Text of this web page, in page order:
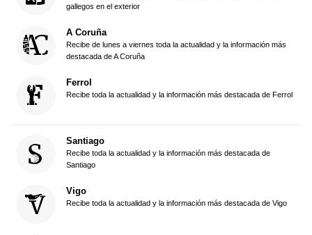
gallegos en el exterior
A Coruña
Recibe de lunes a viernes toda la actualidad y la información más
destacada de A Coruña
Ferrol
Recibe toda la actualidad y la información más destacada de Ferrol
Santiago
Recibe toda la actualidad y la información más destacada de
Santiago
Vigo
Recibe toda la actualidad y la información más destacada de Vigo